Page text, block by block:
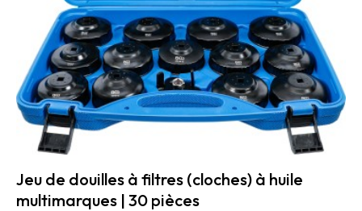
Jeu de douilles à filtres (cloches) à huile
multimarques | 30 pièces